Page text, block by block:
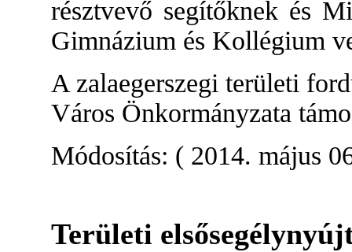
résztvevő segítőknek és
Gimnázium és Kollégium
A zalaegerszegi területi
Város Önkormányzata
Módosítás: ( 2014. május
Területi